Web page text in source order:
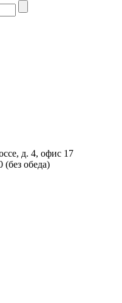
д. 4, офис 17
обеда)